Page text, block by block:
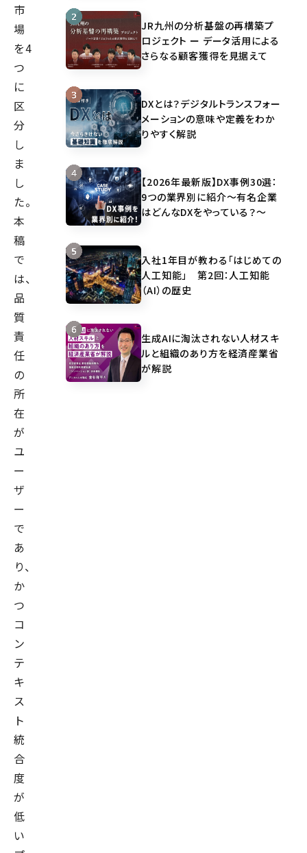
市
場
を4
つ
に
区
分
し
ま
し
た。
本
稿
で
は、
品
質
責
任
の
所
在
が
ユ
ー
ザ
ー
で
あ
り、
か
つ
コ
ン
テ
キ
ス
ト
統
合
度
が
低
い
JR九州の分析基盤の再構築プ
ロジェクト ー データ活用による
さらなる顧客獲得を見据えて
DXとは？デジタルトランスフォー
メーションの意味や定義をわか
りやすく解説
【2026年最新版】DX事例30選：
9つの業界別に紹介～有名企業
はどんなDXをやっている？～
入社1年目が教わる「はじめての
人工知能」 第2回：人工知能
（AI）の歴史
生成AIに淘汰されない人材スキ
ルと組織のあり方を経済産業省
が解説